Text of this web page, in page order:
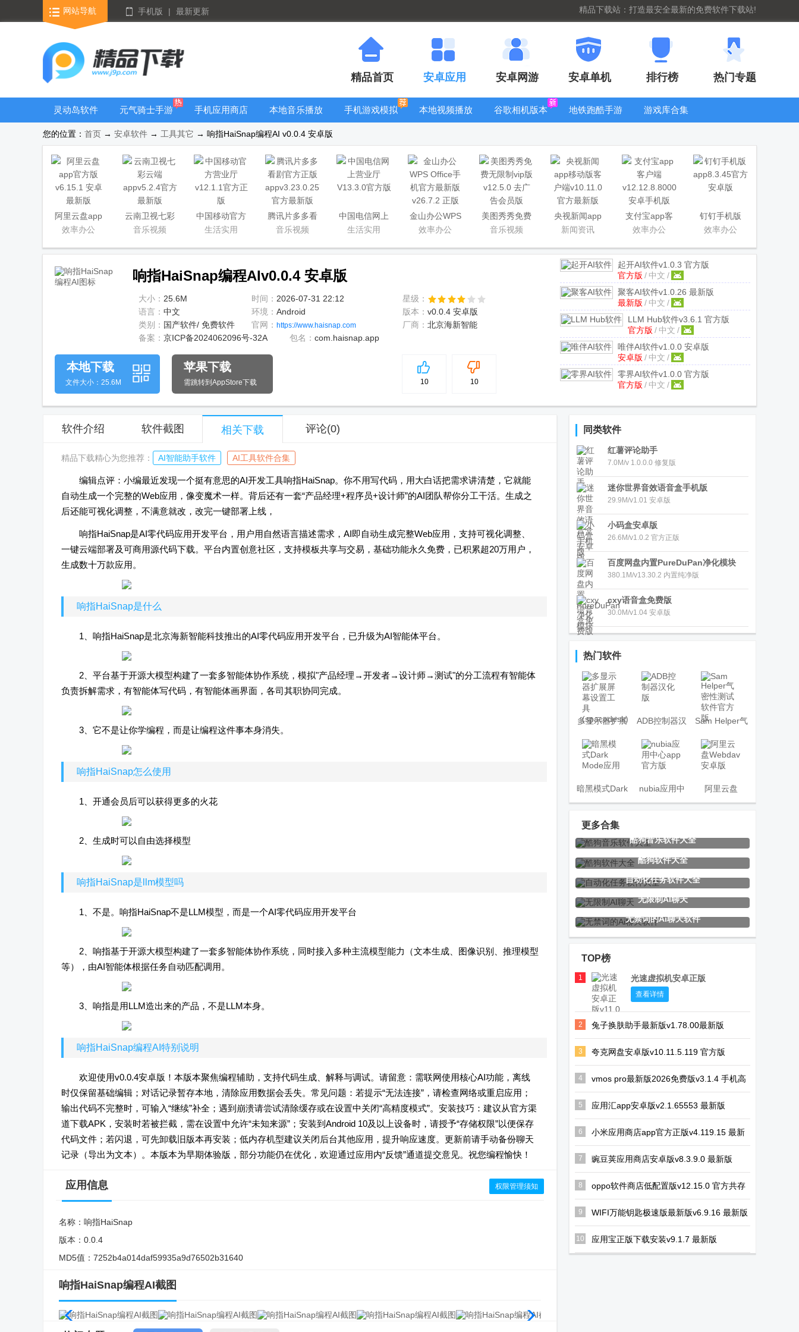
网站导航 手机版 | 最新更新 精品下载站：打造最安全最新的免费软件下载站!
精品首页 安卓应用 安卓网游 安卓单机 排行榜 热门专题
灵动岛软件
元气骑士手游
手机应用商店
本地音乐播放
手机游戏模拟
本地视频播放
谷歌相机版本
地铁跑酷手游
游戏库合集
您的位置： 首页 → 安卓软件 → 工具其它 → 响指HaiSnap编程AI v0.0.4 安卓版
阿里云盘app
官方版
效率办公
云南卫视七彩
云端app
音乐视频
中国移动官方
营业厅
生活实用
腾讯片多多看
剧官方正版
音乐视频
中国电信网上
营业厅
生活实用
金山办公WPS
Office手机官
效率办公
美图秀秀免费
无限制vip版
音乐视频
央视新闻app
移动版客户端
新闻资讯
支付宝app客
户端
效率办公
钉钉手机版
app
效率办公
响指HaiSnap编程AIv0.0.4 安卓版
大小： 25.6M 时间： 2026-07-31 22:12
星级：
语言： 中文 环境： Android 版本： v0.0.4 安卓版
类别： 国产软件/ 免费软件 官网： https://www.haisnap.com 厂商： 北京海新智能
备案： 京ICP备2024062096号-32A 包名： com.haisnap.app
起开AI软件v1.0.3 官方版
官方版 / 中文 /
聚客AI软件v1.0.26 最新版
最新版 / 中文 /
LLM Hub软件v3.6.1 官方版
官方版 / 中文 /
唯伴AI软件v1.0.0 安卓版
安卓版 / 中文 /
零界AI软件v1.0.0 官方版
官方版 / 中文 /
5
10 10
本地下载
文件大小：25.6M
苹果下载
需跳转到AppStore下载
软件介绍 软件截图 相关下载 评论(0)
精品下载精心为您推荐： AI智能助手软件 AI工具软件合集
编辑点评：小编最近发现一个挺有意思的AI开发工具响指HaiSnap。你不用写代码，用大白话把需求讲清楚，它就能
自动生成一个完整的Web应用，像变魔术一样。背后还有一套“产品经理+程序员+设计师”的AI团队帮你分工干活。生成之
后还能可视化调整，不满意就改，改完一键部署上线，
响指HaiSnap是AI零代码应用开发平台，用户用自然语言描述需求，AI即自动生成完整Web应用，支持可视化调整、
一键云端部署及可商用源代码下载。平台内置创意社区，支持模板共享与交易，基础功能永久免费，已积累超20万用户，
生成数十万款应用。
响指HaiSnap是什么
1、响指HaiSnap是北京海新智能科技推出的AI零代码应用开发平台，已升级为AI智能体平台。
2、平台基于开源大模型构建了一套多智能体协作系统，模拟"产品经理→开发者→设计师→测试"的分工流程有智能体
负责拆解需求，有智能体写代码，有智能体画界面，各司其职协同完成。
3、它不是让你学编程，而是让编程这件事本身消失。
响指HaiSnap怎么使用
1、开通会员后可以获得更多的火花
2、生成时可以自由选择模型
响指HaiSnap是llm模型吗
1、不是。响指HaiSnap不是LLM模型，而是一个AI零代码应用开发平台
2、响指基于开源大模型构建了一套多智能体协作系统，同时接入多种主流模型能力（文本生成、图像识别、推理模型
等），由AI智能体根据任务自动匹配调用。
3、响指是用LLM造出来的产品，不是LLM本身。
响指HaiSnap编程AI特别说明
欢迎使用v0.0.4安卓版！本版本聚焦编程辅助，支持代码生成、解释与调试。请留意：需联网使用核心AI功能，离线
时仅保留基础编辑；对话记录暂存本地，清除应用数据会丢失。常见问题：若提示“无法连接”，请检查网络或重启应用；
输出代码不完整时，可输入“继续”补全；遇到崩溃请尝试清除缓存或在设置中关闭“高精度模式”。安装技巧：建议从官方渠
道下载APK，安装时若被拦截，需在设置中允许“未知来源”；安装到Android 10及以上设备时，请授予“存储权限”以便保存
代码文件；若闪退，可先卸载旧版本再安装；低内存机型建议关闭后台其他应用，提升响应速度。更新前请手动备份聊天
记录（导出为文本）。本版本为早期体验版，部分功能仍在优化，欢迎通过应用内“反馈”通道提交意见。祝您编程愉快！
应用信息 权限管理须知
名称： 响指HaiSnap
版本： 0.0.4
MD5值： 7252b4a014daf59935a9d76502b31640
响指HaiSnap编程AI截图
同类软件
红薯评论助手
7.0M/v 1.0.0.0 修复版
迷你世界音效语音盒手机版
29.9M/v1.01 安卓版
小码盒安卓版
26.6M/v1.0.2 官方正版
百度网盘内置PureDuPan净化模块
380.1M/v13.30.2 内置纯净版
cxy语音盒免费版
30.0M/v1.04 安卓版
热门软件
多显示器扩展
屏幕设置工具
(spacedesk)
ADB控制器汉
Sam Helper气
密性测试软件
官方版
暗黑模式Dark
Mode应用
nubia应用中
心app官方版
阿里云盘
Webdav安卓
大师兄影视TV
Edge Canary
Dr.Fone数据
Magisk隐藏
Shamiko
星辰影院TV电
漫画堂app手
哔哩哔哩大会
员画质解锁版
酷酒TV电视直
播
方版
宝盒TV+内置
版
心软件官方版
最新版
更多合集
酷狗音乐软件大全
酷狗软件大全
自动化任务软件大全
无限制AI聊天
无禁词的Ai聊天软件
TOP榜
1 光速虚拟机安卓正版
查看详情
2 兔子换肤助手最新版v1.78.00最新版
3 夸克网盘安卓版v10.11.5.119 官方版
4
vmos pro最新版2026免费版v3.1.4 手机高
级会员版
5 应用汇app安卓版v2.1.65553 最新版
6
小米应用商店app官方正版v4.119.15 最新
版
7 豌豆荚应用商店安卓版v8.3.9.0 最新版
8
oppo软件商店低配置版v12.15.0 官方共存
版
9 WIFI万能钥匙极速版最新版v6.9.16 最新版
10 应用宝正版下载安装v9.1.7 最新版